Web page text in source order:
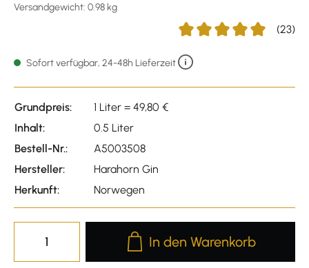
Versandgewicht: 0.98 kg
(23)
Sofort verfügbar, 24-48h Lieferzeit
Grundpreis:
1 Liter = 49,80 €
Inhalt:
0.5 Liter
Bestell-Nr.:
A5003508
Hersteller:
Harahorn Gin
Herkunft:
Norwegen
Produkt Anzahl: Gib den
In den Warenkorb